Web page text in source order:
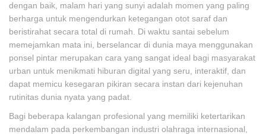
dengan baik, malam hari yang sunyi adalah momen yang paling
berharga untuk mengendurkan ketegangan otot saraf dan
beristirahat secara total di rumah. Di waktu santai sebelum
memejamkan mata ini, berselancar di dunia maya menggunakan
ponsel pintar merupakan cara yang sangat ideal bagi masyarakat
urban untuk menikmati hiburan digital yang seru, interaktif, dan
dapat memicu kesegaran pikiran secara instan dari kejenuhan
rutinitas dunia nyata yang padat.
Bagi beberapa kalangan profesional yang memiliki ketertarikan
mendalam pada perkembangan industri olahraga internasional,